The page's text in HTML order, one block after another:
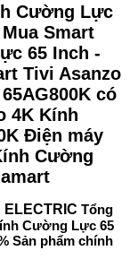
Cường Lực
Smart
65 Inch -
Tivi Asanzo
có
4K Kính
Điện máy
Cường
Tổng
Cường Lực 65
Sản phẩm chính